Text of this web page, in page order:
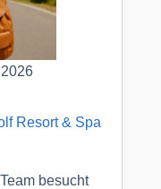
Resort & Spa
besucht